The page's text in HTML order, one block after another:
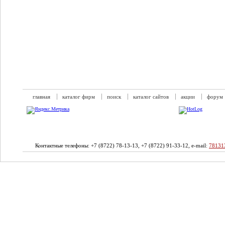
главная каталог фирм поиск каталог сайтов акции форум
Контактные телефоны: +7 (8722) 78-13-13, +7 (8722) 91-33-12, e-mail: